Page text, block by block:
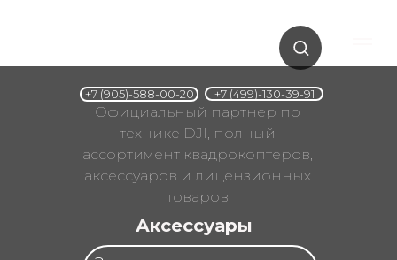
Аксессуары
Официальный партнер по
технике DJI, полный
ассортимент квадрокоптеров,
аксессуаров и лицензионных
товаров
+7 (499)-130-39-91
+7 (905)-588-00-20